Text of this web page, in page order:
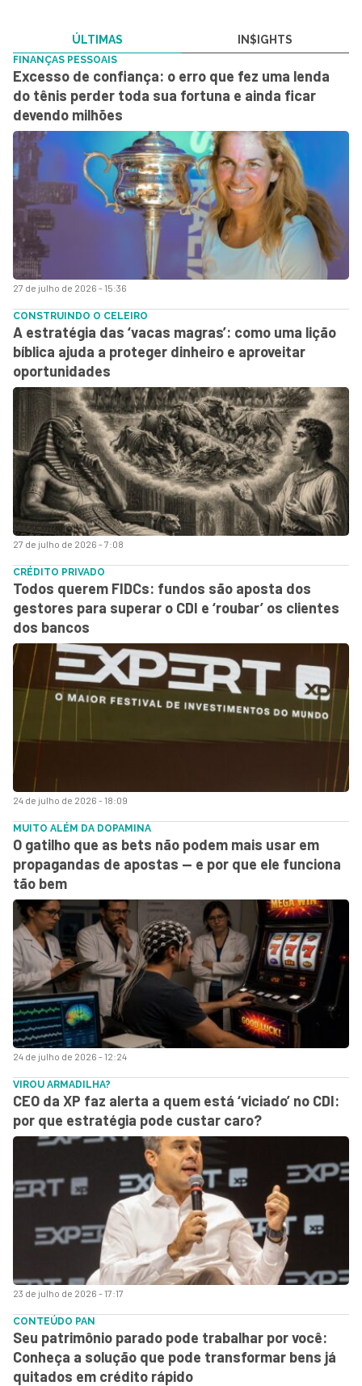
ÚLTIMAS IN$IGHTS
27 de julho de 2026 - 15:36
FINANÇAS PESSOAIS
Excesso de confiança: o erro que fez uma lenda
do tênis perder toda sua fortuna e ainda ficar
devendo milhões
27 de julho de 2026 - 7:08
CONSTRUINDO O CELEIRO
A estratégia das ‘vacas magras’: como uma lição
bíblica ajuda a proteger dinheiro e aproveitar
oportunidades
24 de julho de 2026 - 18:09
CRÉDITO PRIVADO
Todos querem FIDCs: fundos são aposta dos
gestores para superar o CDI e ‘roubar’ os clientes
dos bancos
24 de julho de 2026 - 12:24
MUITO ALÉM DA DOPAMINA
O gatilho que as bets não podem mais usar em
propagandas de apostas — e por que ele funciona
tão bem
23 de julho de 2026 - 17:17
VIROU ARMADILHA?
CEO da XP faz alerta a quem está ‘viciado’ no CDI:
por que estratégia pode custar caro?
CONTEÚDO PAN
Seu patrimônio parado pode trabalhar por você:
Conheça a solução que pode transformar bens já
quitados em crédito rápido